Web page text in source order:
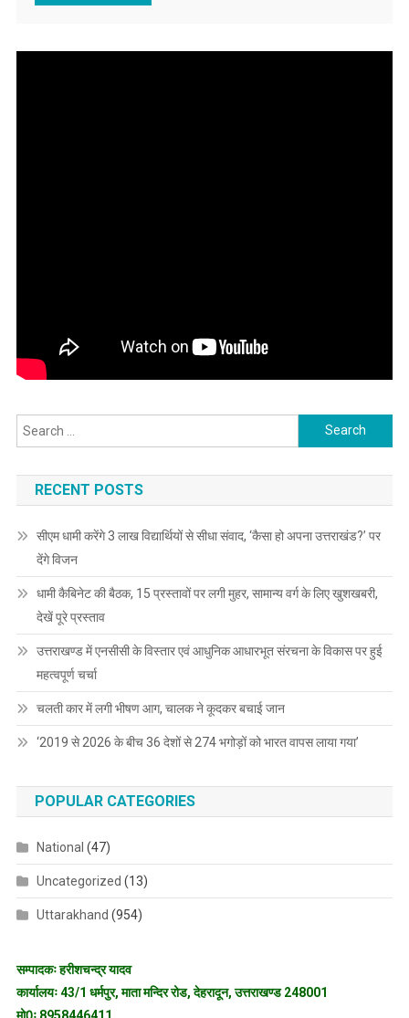
Search
for:
RECENT POSTS
सीएम धामी करेंगे 3 लाख विद्यार्थियों से सीधा संवाद, ‘कैसा हो अपना उत्तराखंड?’ पर
देंगे विजन
धामी कैबिनेट की बैठक, 15 प्रस्तावों पर लगी मुहर, सामान्य वर्ग के लिए खुशखबरी,
देखें पूरे प्रस्ताव
उत्तराखण्ड में एनसीसी के विस्तार एवं आधुनिक आधारभूत संरचना के विकास पर हुई
महत्वपूर्ण चर्चा
चलती कार में लगी भीषण आग, चालक ने कूदकर बचाई जान
‘2019 से 2026 के बीच 36 देशों से 274 भगोड़ों को भारत वापस लाया गया’
POPULAR CATEGORIES
National (47)
Uncategorized (13)
Uttarakhand (954)
सम्पादकः हरीशचन्द्र यादव
कार्यालयः 43/1 धर्मपुर, माता मन्दिर रोड, देहरादून, उत्तराखण्ड 248001
मो0ः 8958446411